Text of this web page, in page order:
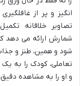
انگیز و پر از
تصاویر خلاقانه
شمارش ارائه می دهد
شود و همین، طنز و
تعاملی، کودک را به
و او را به مشاهده